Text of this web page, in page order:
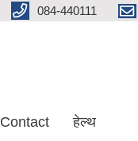
084-440111
Contact हेल्थ